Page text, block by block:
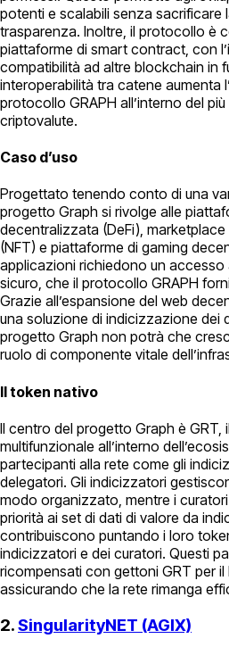
potenti e scalabili senza sacrificare
trasparenza. Inoltre, il protocollo è
piattaforme di smart contract, con
compatibilità ad altre blockchain in
interoperabilità tra catene aumenta
protocollo GRAPH all’interno del
criptovalute.
Caso d’uso
Progettato tenendo conto di una
progetto Graph si rivolge alle
decentralizzata (DeFi), marketplace
(NFT) e piattaforme di gaming
applicazioni richiedono un accesso
sicuro, che il protocollo GRAPH
Grazie all’espansione del web
una soluzione di indicizzazione dei
progetto Graph non potrà che
ruolo di componente vitale
Il token nativo
Il centro del progetto Graph è GRT,
multifunzionale all’interno
partecipanti alla rete come gli
delegatori. Gli indicizzatori
modo organizzato, mentre i
priorità ai set di dati di valore da
contribuiscono puntando i loro
indicizzatori e dei curatori. Questi
ricompensati con gettoni GRT per
assicurando che la rete rimanga
2.SingularityNET (AGIX)